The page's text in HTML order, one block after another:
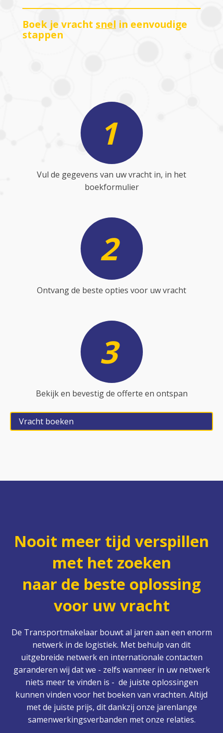
Boek je vracht snel in eenvoudige
stappen
1
Vul de gegevens van uw vracht in, in het
boekformulier
2
Ontvang de beste opties voor uw vracht
3
Bekijk en bevestig de offerte en ontspan
Vracht boeken
Nooit meer tijd verspillen
met het zoeken
naar de beste oplossing
voor uw vracht
De Transportmakelaar bouwt al jaren aan een enorm
netwerk in de logistiek. Met behulp van dit
uitgebreide netwerk en internationale contacten
garanderen wij dat we - zelfs wanneer in uw netwerk
niets meer te vinden is - de juiste oplossingen
kunnen vinden voor het boeken van vrachten. Altijd
met de juiste prijs, dit dankzij onze jarenlange
samenwerkingsverbanden met onze relaties.